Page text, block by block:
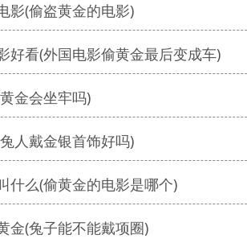
影(偷盗黄金的电影)
好看(外国电影偷黄金最后变成车)
金会坐牢吗)
人戴金银首饰好吗)
什么(偷黄金的电影是哪个)
金(兔子能不能戴项圈)